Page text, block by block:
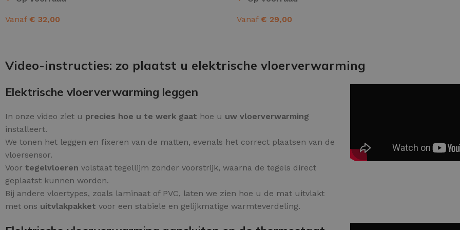
Schraaplaag epoxy
Gietvloer PU
Vanaf € 32,00 Vanaf € 29,00
Video-instructies: zo plaatst u elektrische vloerverwarming
Elektrische vloerverwarming leggen
In onze video ziet u precies hoe u te werk gaat hoe u uw vloerverwarming
installeert.
We tonen het leggen en fixeren van de matten, evenals het correct plaatsen van de
vloersensor.
Voor tegelvloeren volstaat tegellijm zonder voorstrijk, waarna de tegels direct
geplaatst kunnen worden.
Bij andere vloertypes, zoals laminaat of PVC, laten we zien hoe u de mat uitvlakt
met ons uitvlakpakket voor een stabiele en gelijkmatige warmteverdeling.